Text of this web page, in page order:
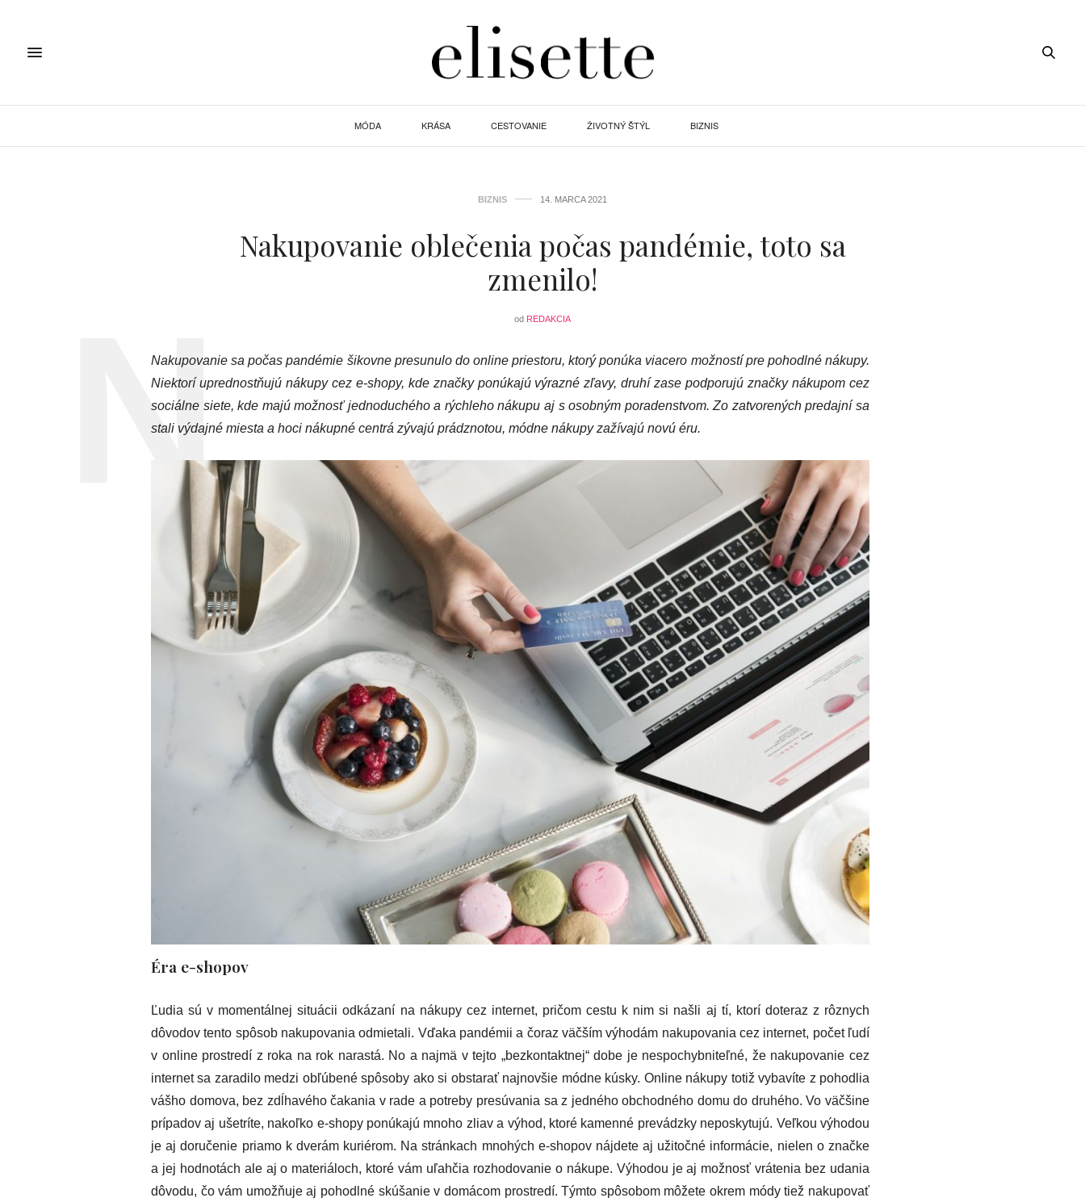
MÓDA KRÁSA CESTOVANIE ŽIVOTNÝ ŠTÝL BIZNIS
BIZNIS 14. MARCA 2021
Nakupovanie oblečenia počas pandémie, toto sa
zmenilo!
od REDAKCIA
Nakupovanie sa počas pandémie šikovne presunulo do online priestoru, ktorý ponúka viacero možností pre pohodlné nákupy.
Niektorí uprednostňujú nákupy cez e-shopy, kde značky ponúkajú výrazné zľavy, druhí zase podporujú značky nákupom cez
sociálne siete, kde majú možnosť jednoduchého a rýchleho nákupu aj s osobným poradenstvom. Zo zatvorených predajní sa
stali výdajné miesta a hoci nákupné centrá zývajú prádznotou, módne nákupy zažívajú novú éru.
Éra e-shopov
Ľudia sú v momentálnej situácii odkázaní na nákupy cez internet, pričom cestu k nim si našli aj tí, ktorí doteraz z rôznych
dôvodov tento spôsob nakupovania odmietali. Vďaka pandémii a čoraz väčším výhodám nakupovania cez internet, počet ľudí
v online prostredí z roka na rok narastá. No a najmä v tejto „bezkontaktnej“ dobe je nespochybniteľné, že nakupovanie cez
internet sa zaradilo medzi obľúbené spôsoby ako si obstarať najnovšie módne kúsky. Online nákupy totiž vybavíte z pohodlia
vášho domova, bez zdĺhavého čakania v rade a potreby presúvania sa z jedného obchodného domu do druhého. Vo väčšine
prípadov aj ušetríte, nakoľko e-shopy ponúkajú mnoho zliav a výhod, ktoré kamenné prevádzky neposkytujú. Veľkou výhodou
je aj doručenie priamo k dverám kuriérom. Na stránkach mnohých e-shopov nájdete aj užitočné informácie, nielen o značke
a jej hodnotách ale aj o materiáloch, ktoré vám uľahčia rozhodovanie o nákupe. Výhodou je aj možnosť vrátenia bez udania
dôvodu, čo vám umožňuje aj pohodlné skúšanie v domácom prostredí. Týmto spôsobom môžete okrem módy tiež nakupovať